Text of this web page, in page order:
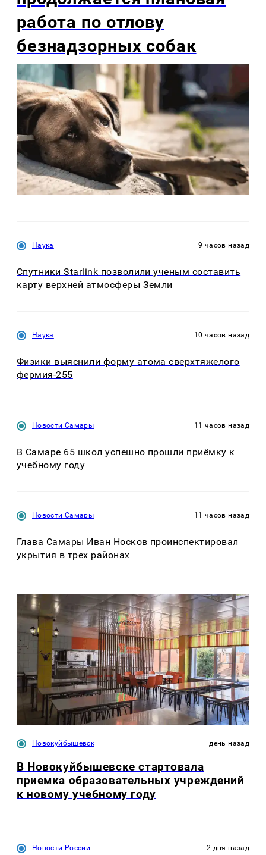
работа по отлову
безнадзорных собак
Наука 9 часов назад
Спутники Starlink позволили ученым составить
карту верхней атмосферы Земли
Наука 10 часов назад
Физики выяснили форму атома сверхтяжелого
фермия-255
Новости Самары 11 часов назад
В Самаре 65 школ успешно прошли приёмку к
учебному году
Новости Самары 11 часов назад
Глава Самары Иван Носков проинспектировал
укрытия в трех районах
Новокуйбышевск день назад
В Новокуйбышевске стартовала
приемка образовательных учреждений
к новому учебному году
Новости России 2 дня назад